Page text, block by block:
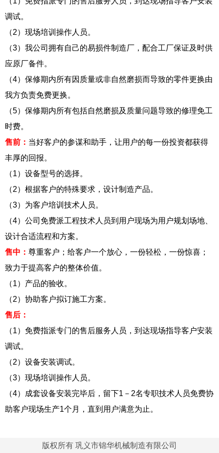
调试。
（2）现场培训操作人员。
（3）我公司拥有自己的易损件制造厂，配合工厂保证及时供
应原厂备件。
（4）保修期内所有因质量或非自然磨损而导致的零件更换由
我方负责免费更换。
（5）保修期内所有包括自然磨损及质量问题导致的修理免工
时费。
售前： 当好客户的参谋和助手，让用户的每一份投资都获得
丰厚的回报。
（1）设备型号的选择。
（2）根据客户的特殊要求，设计制造产品。
（3）为客户培训技术人员。
（4）公司免费派工程技术人员到用户现场为用户规划场地、
设计合适流程和方案。
售中： 尊重客户；给客户一个放心，一份轻松，一份惊喜；
致力于提高客户的整体价值。
（1）产品的验收。
（2）协助客户拟订施工方案。
售后：
（1）免费指派专门的售后服务人员，到达现场指导客户安装
调试。
（2）设备安装调试。
（3）现场培训操作人员。
（4）成套设备安装完毕后，留下1－2名专职技术人员免费协
助客户现场生产1个月，直到用户满意为止。
版权所有 巩义市锦华机械制造有限公司